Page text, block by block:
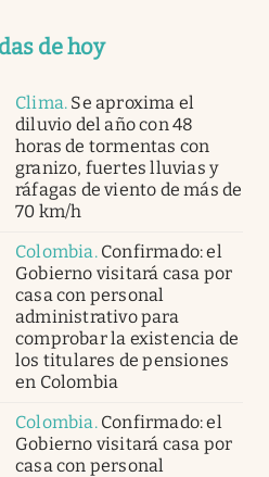
de hoy
Clima. Se aproxima el
diluvio del año con 48
horas de tormentas con
granizo, fuertes lluvias y
ráfagas de viento de más de
70 km/h
Colombia. Confirmado: el
Gobierno visitará casa por
casa con personal
administrativo para
comprobar la existencia de
los titulares de pensiones
en Colombia
Colombia. Confirmado: el
Gobierno visitará casa por
casa con personal